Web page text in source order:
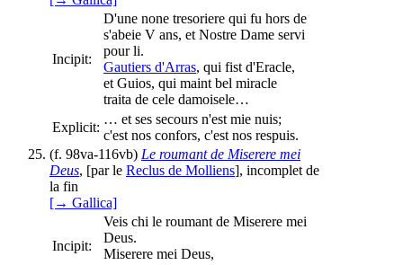
Incipit:
D'une none tresoriere qui fu hors de
s'abeie V ans, et Nostre Dame servi
pour li.
Gautiers d'Arras, qui fist d'Eracle,
et Guios, qui maint bel miracle
traita de cele damoisele…
Explicit:
… et ses secours n'est mie nuis;
c'est nos confors, c'est nos respuis.
(f. 98va-116vb) Le roumant de Miserere mei
Deus, [par le Reclus de Molliens], incomplet de
la fin
[→ Gallica]
Incipit:
Veis chi le roumant de Miserere mei
Deus.
Miserere mei Deus,